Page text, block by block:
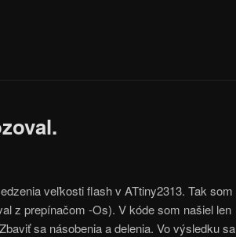
veľkosti flash v ATtiny2313. Tak som
z prepínačom -Os). V kóde som našiel len
sa násobenia a delenia. Vo výsledku sa